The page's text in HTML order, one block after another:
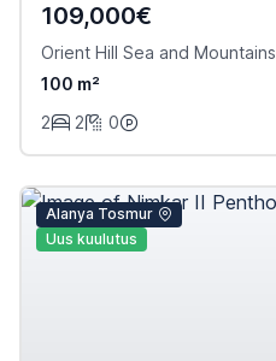
109,000€
Orient Hill Sea and Mountains
100 m²
2
2 0
Alanya Tosmur
Uus kuulutus